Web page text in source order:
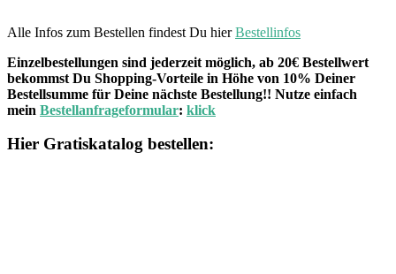
Alle Infos zum Bestellen findest Du hierBestellinfos
Einzelbestellungen sind jederzeit möglich, ab 20€ Bestellwert
bekommst Du Shopping-Vorteile in Höhe von 10% Deiner
Bestellsumme für Deine nächste Bestellung!! Nutze einfach
mein Bestellanfrageformular: klick
Hier Gratiskatalog bestellen: